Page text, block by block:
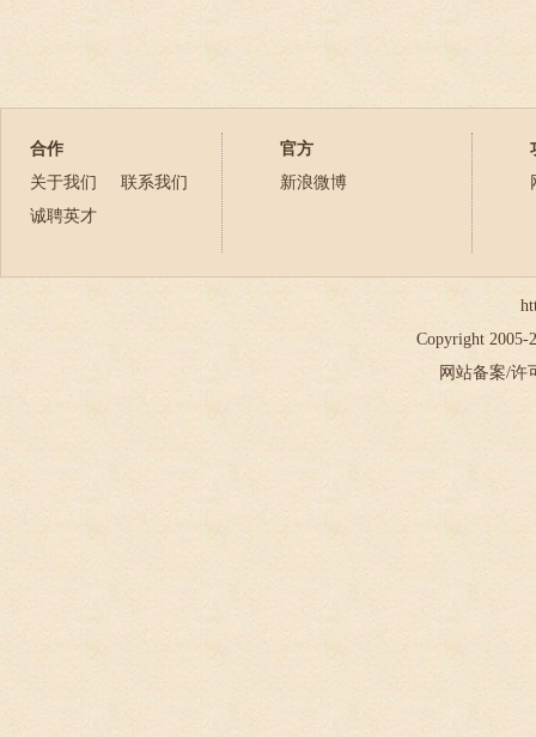
合作
关于我们
联系我们
诚聘英才
官方
新浪微博
Copyright 2005-
网站备案/许